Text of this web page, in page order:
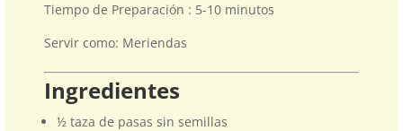
Tiempo de Preparación : 5-10 minutos
Servir como: Meriendas
Ingredientes
½ taza de pasas sin semillas